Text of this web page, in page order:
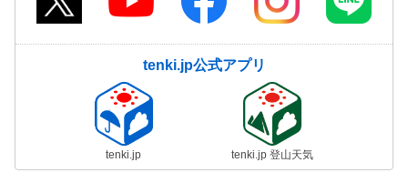
tenki.jp公式アプリ
tenki.jp tenki.jp 登山天気